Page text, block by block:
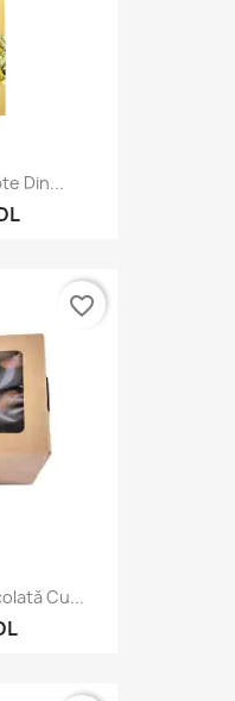
Din...
Cu...
favorite_border